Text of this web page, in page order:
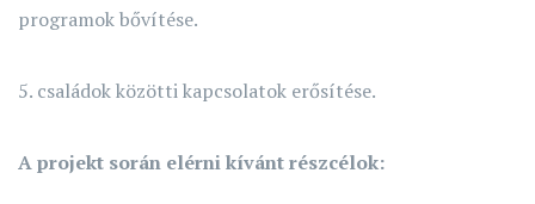
programok bővítése.
5. családok közötti kapcsolatok erősítése.
A projekt során elérni kívánt részcélok: